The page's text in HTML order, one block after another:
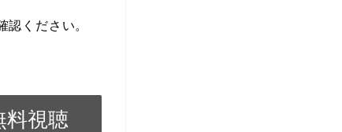
ください。
料視聴